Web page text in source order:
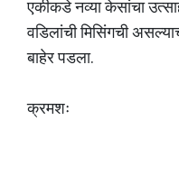
एकीकडे नव्या केसांचा
वडिलांची मिसिंगची
बाहेर पडला.
क्रमशः